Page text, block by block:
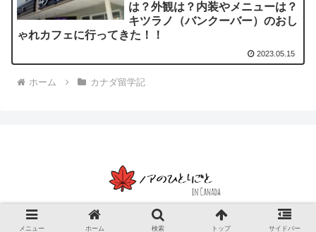
は？外観は？内装やメニューは？
キツラノ（バンクーバー）のおし
ゃれカフェに行ってきた！！
2023.05.15
ホーム カナダ留学記
© 2023 ノアのひとりごと【ブログ】.
メニュー ホーム 検索 トップ サイドバー